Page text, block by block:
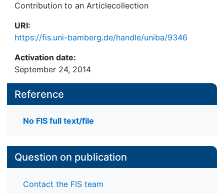
Contribution to an Articlecollection
URI:
https://fis.uni-bamberg.de/handle/uniba/9346
Activation date:
September 24, 2014
Reference
No FIS full text/file
Question on publication
Contact the FIS team